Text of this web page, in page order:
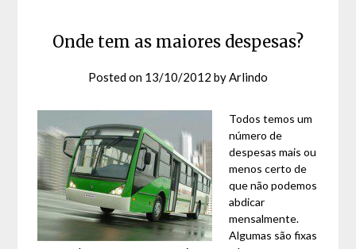
Onde tem as maiores despesas?
Posted on 13/10/2012 byArlindo
Todos temos um
número de
despesas mais ou
menos certo de
que não podemos
abdicar
mensalmente.
Algumas são fixas